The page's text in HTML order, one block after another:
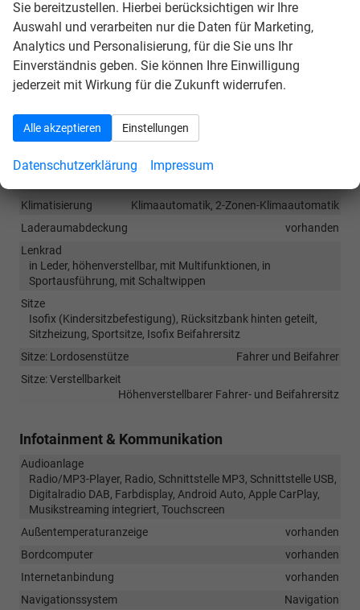
Smartphone-Apps (z.B. Google Maps oder Apple
Karten) über denFahrzeugbildschirm möglich.
Innen
Armlehnen
Doppelter Laderaumboden
Fensterheber
Klimatisierung
Klimaautomatik, 2-Zonen-Klimaautomatik
Laderaumabdeckung
vorhanden
Lenkrad
in Leder, höhenverstellbar, mit Multifunktionen, in
Sportausführung, mit Schaltwippen
Sitze
Isofix (Kindersitzbefestigung), Rücksitzbank hinten geteilt,
Sitzheizung, Sportsitze, Isofix Beifahrersitz
Sitze: Lordosenstütze
Fahrer und Beifahrer
Sitze: Verstellbarkeit
Höhenverstellbarer Fahrer- und Beifahrersitz
Infotainment & Kommunikation
Audioanlage
Radio/MP3-Player, Radio, Schnittstelle MP3, Schnittstelle USB,
Digitalradio DAB, Farbdisplay, Android Auto, Apple CarPlay,
Musikstreaming integriert, Touchscreen
Außentemperaturanzeige
vorhanden
Bordcomputer
vorhanden
Internetanbindung
vorhanden
Navigationssystem
Navigation
Sie bereitzustellen. Hierbei berücksichtigen wir Ihre
Auswahl und verarbeiten nur die Daten für Marketing,
Analytics und Personalisierung, für die Sie uns Ihr
Einverständnis geben. Sie können Ihre Einwilligung
jederzeit mit Wirkung für die Zukunft widerrufen.
Alle akzeptieren Einstellungen
Datenschutzerklärung Impressum